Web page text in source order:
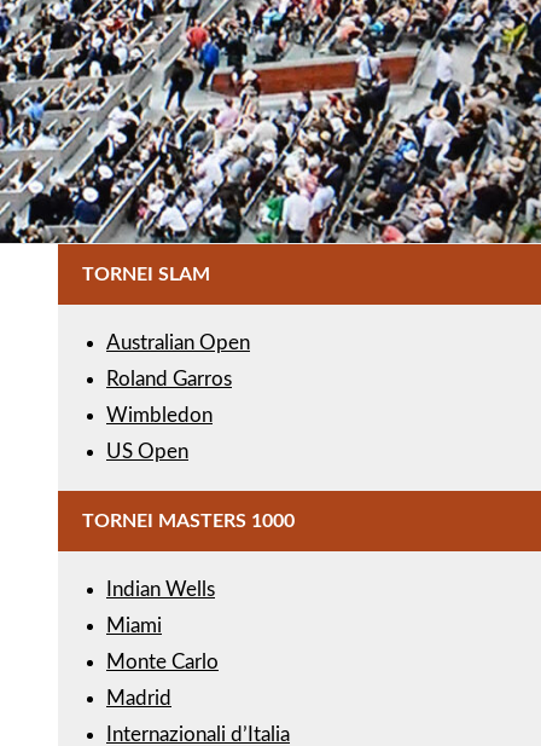
TORNEI SLAM
Australian Open
Roland Garros
Wimbledon
US Open
TORNEI MASTERS 1000
Indian Wells
Miami
Monte Carlo
Madrid
Internazionali d’Italia